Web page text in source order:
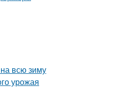
всю зиму
урожая